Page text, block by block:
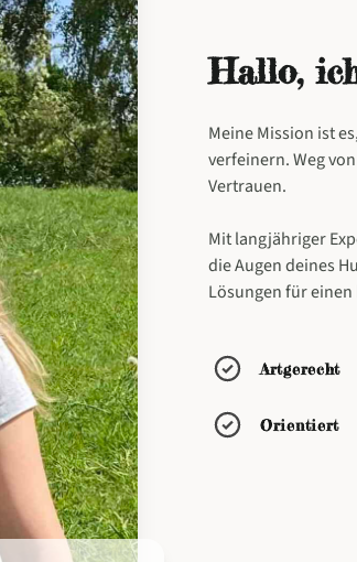
Hallo,
Meine Mission ist
verfeinern. Weg
Vertrauen.
Mit langjähriger
die Augen deines
Lösungen für
Artgerecht
Orientiert